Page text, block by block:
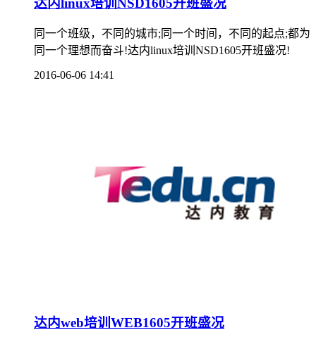
达内linux培训NSD1605开班盛况
同一个班级，不同的城市;同一个时间，不同的起点;都为
同一个理想而奋斗!达内linux培训NSD1605开班盛况!
2016-06-06 14:41
达内web培训WEB1605开班盛况